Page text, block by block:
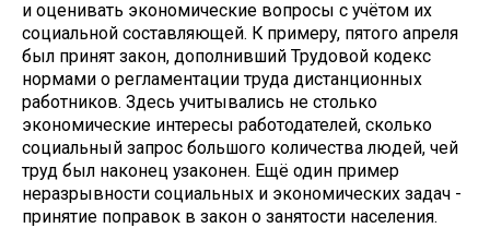
и оценивать экономические вопросы с учётом их
социальной составляющей. К примеру, пятого апреля
был принят закон, дополнивший Трудовой кодекс
нормами о регламентации труда дистанционных
работников. Здесь учитывались не столько
экономические интересы работодателей, сколько
социальный запрос большого количества людей, чей
труд был наконец узаконен. Ещё один пример
неразрывности социальных и экономических задач -
принятие поправок в закон о занятости населения.